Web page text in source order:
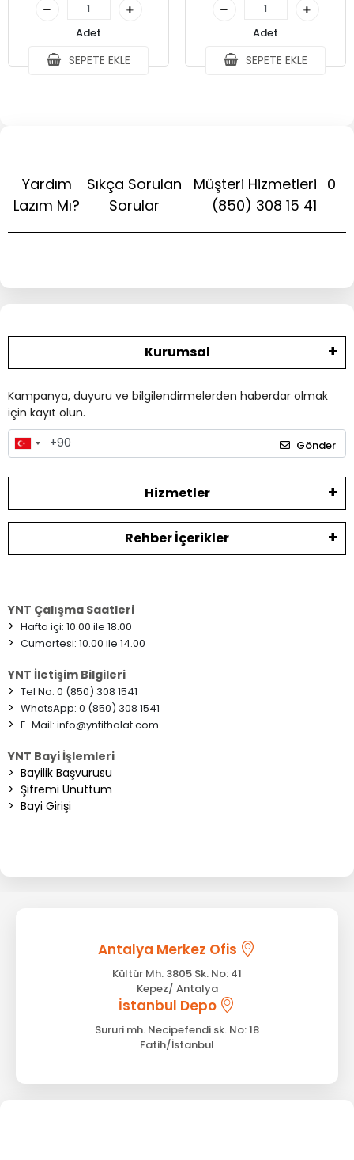
Adet
SEPETE EKLE
Adet
SEPETE EKLE
Yardım
Lazım Mı?
Sıkça Sorulan
Sorular
Müşteri Hizmetleri 0
(850) 308 15 41
Kurumsal
Kampanya, duyuru ve bilgilendirmelerden haberdar olmak
için kayıt olun.
Gönder
Hizmetler
Rehber İçerikler
YNT Çalışma Saatleri
> Hafta içi: 10.00 ile 18.00
> Cumartesi: 10.00 ile 14.00
YNT İletişim Bilgileri
> Tel No: 0 (850) 308 1541
> WhatsApp: 0 (850) 308 1541
> E-Mail: info@yntithalat.com
YNT Bayi İşlemleri
> Bayilik Başvurusu
> Şifremi Unuttum
> Bayi Girişi
Antalya Merkez Ofis
Kültür Mh. 3805 Sk. No: 41
Kepez/ Antalya
İstanbul Depo
Sururi mh. Necipefendi sk. No: 18
Fatih/İstanbul